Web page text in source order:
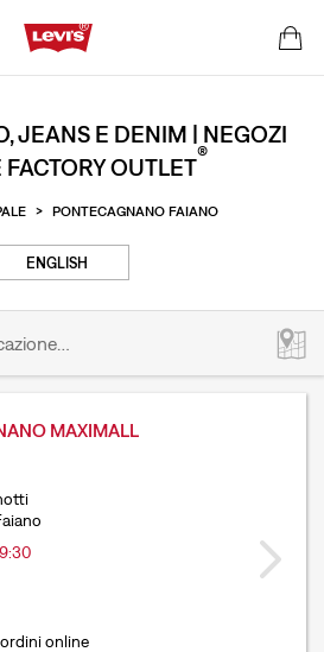
JEANS E DENIM | NEGOZI
FACTORY OUTLET®
> PONTECAGNANO FAIANO
ENGLISH
MAXIMALL
online